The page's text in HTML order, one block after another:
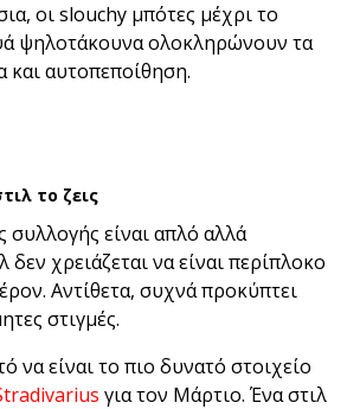
οι slouchy μπότες μέχρι το
ψηλοτάκουνα ολοκληρώνουν τα
αυτοπεποίθηση.
το ζεις
συλλογής είναι απλό αλλά
δεν χρειάζεται να είναι περίπλοκο
Αντίθετα, συχνά προκύπτει
στιγμές.
να είναι το πιο δυνατό στοιχείο
για τον Μάρτιο. Ένα στιλ